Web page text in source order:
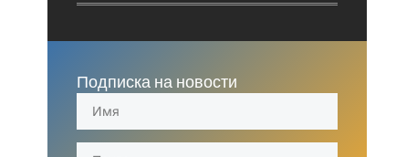
Подписка на новости